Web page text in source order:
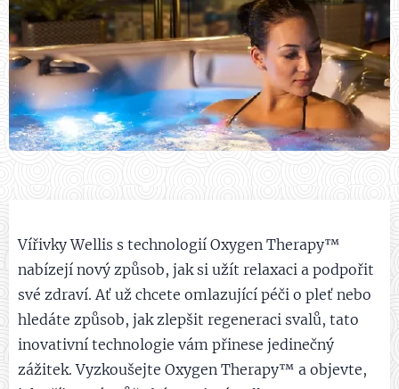
Vířivky Wellis s technologií Oxygen Therapy™
nabízejí nový způsob, jak si užít relaxaci a podpořit
své zdraví. Ať už chcete omlazující péči o pleť nebo
hledáte způsob, jak zlepšit regeneraci svalů, tato
inovativní technologie vám přinese jedinečný
zážitek. Vyzkoušejte Oxygen Therapy™ a objevte,